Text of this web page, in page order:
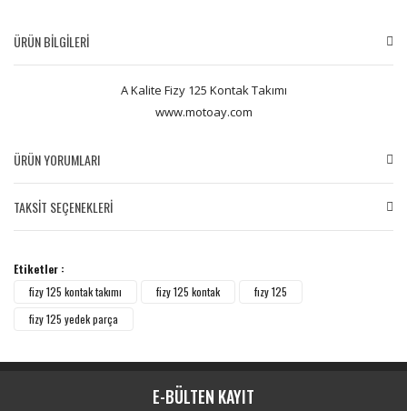
ÜRÜN BİLGİLERİ
A Kalite Fizy 125 Kontak Takımı
www.motoay.com
ÜRÜN YORUMLARI
TAKSİT SEÇENEKLERİ
Etiketler :
fizy 125 kontak takımı
fizy 125 kontak
fızy 125
fizy 125 yedek parça
E-BÜLTEN KAYIT